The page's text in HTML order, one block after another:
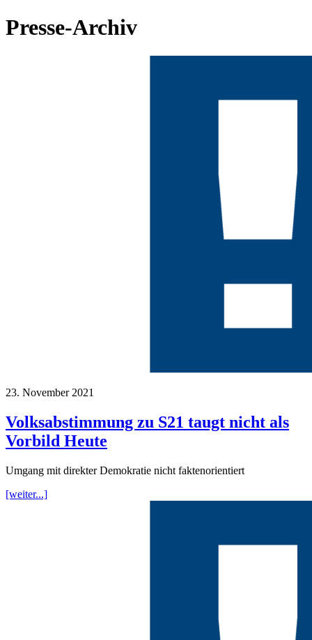
Presse-Archiv
23. November 2021
Volksabstimmung zu S21 taugt nicht als
Vorbild Heute
Umgang mit direkter Demokratie nicht faktenorientiert
[weiter...]